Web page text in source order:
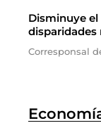
Disminuye
disparidades
Corresponsal